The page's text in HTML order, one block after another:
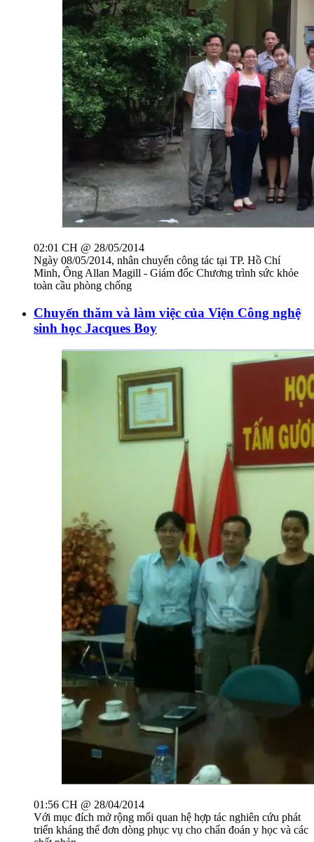
02:01 CH @ 28/05/2014
Ngày 08/05/2014, nhân chuyến công tác tại TP. Hồ Chí
Minh, Ông Allan Magill - Giám đốc Chương trình sức khỏe
toàn cầu phòng chống
Chuyến thăm và làm việc của Viện Công nghệ
sinh học Jacques Boy
01:56 CH @ 28/04/2014
Với mục đích mở rộng mối quan hệ hợp tác nghiên cứu phát
triển kháng thể đơn dòng phục vụ cho chẩn đoán y học và các